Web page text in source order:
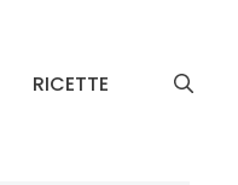
RICETTE